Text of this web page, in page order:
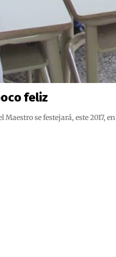
feliz
Maestro se festejará, este